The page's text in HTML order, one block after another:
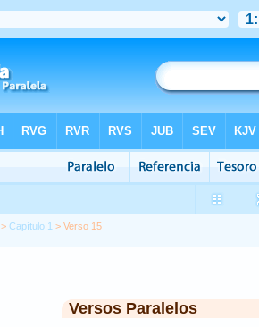
>Capítulo 1 > Verso 15
Versos Paralelos